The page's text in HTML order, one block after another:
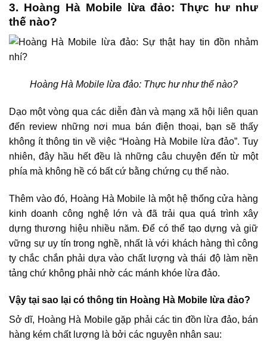
3. Hoàng Hà Mobile lừa đảo: Thực hư như
thế nào?
Hoàng Hà Mobile lừa đảo: Thực hư như thế nào?
Dạo một vòng qua các diễn đàn và mạng xã hội liên quan
đến review những nơi mua bán điện thoại, bạn sẽ thấy
không ít thông tin về việc “Hoàng Hà Mobile lừa đảo”. Tuy
nhiên, đây hầu hết đều là những câu chuyện đến từ một
phía mà không hề có bất cứ bằng chứng cụ thể nào.
Thêm vào đó, Hoàng Hà Mobile là một hệ thống cửa hàng
kinh doanh công nghệ lớn và đã trải qua quá trình xây
dựng thương hiệu nhiều năm. Để có thể tạo dựng và giữ
vững sự uy tín trong nghề, nhất là với khách hàng thì công
ty chắc chắn phải dựa vào chất lượng và thái độ làm nền
tảng chứ không phải nhờ các mánh khóe lừa đảo.
Vậy tại sao lại có thông tin Hoàng Hà Mobile lừa đảo?
Sở dĩ, Hoàng Hà Mobile gặp phải các tin đồn lừa đảo, bán
hàng kém chất lượng là bởi các nguyên nhân sau: